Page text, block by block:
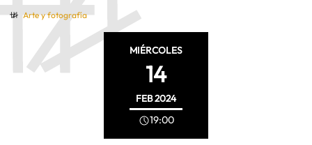
Arte y fotografía
MIÉRCOLES
14
FEB2024
19:00